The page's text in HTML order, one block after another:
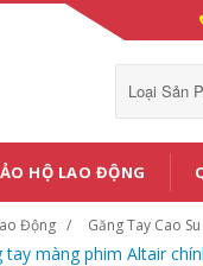
Loại Sản
HỘ LAO ĐỘNG
Động Găng Tay Cao Su
tay màng phim Altair